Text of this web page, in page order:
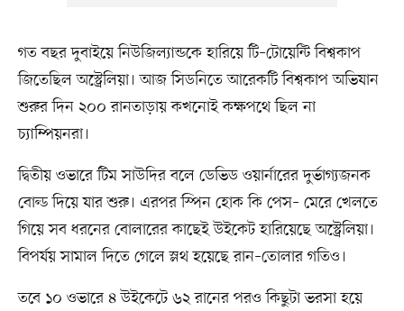
গত বছর দুবাইয়ে নিউজিল্যান্ডকে হারিয়ে টি–টোয়েন্টি বিশ্বকাপ
জিতেছিল অস্ট্রেলিয়া। আজ সিডনিতে আরেকটি বিশ্বকাপ অভিযান
শুরুর দিন ২০০ রানতাড়ায় কখনোই কক্ষপথে ছিল না
চ্যাম্পিয়নরা।
দ্বিতীয় ওভারে টিম সাউদির বলে ডেভিড ওয়ার্নারের দুর্ভাগ্যজনক
বোল্ড দিয়ে যার শুরু। এরপর স্পিন হোক কি পেস– মেরে খেলতে
গিয়ে সব ধরনের বোলারের কাছেই উইকেট হারিয়েছে অস্ট্রেলিয়া।
বিপর্যয় সামাল দিতে গেলে স্লথ হয়েছে রান–তোলার গতিও।
তবে ১০ ওভারে ৪ উইকেটে ৬২ রানের পরও কিছুটা ভরসা হয়ে